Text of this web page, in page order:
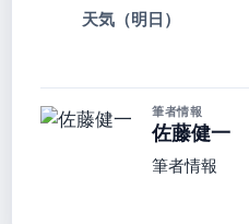
天気（明日）
筆者情報
佐藤健一
筆者情報